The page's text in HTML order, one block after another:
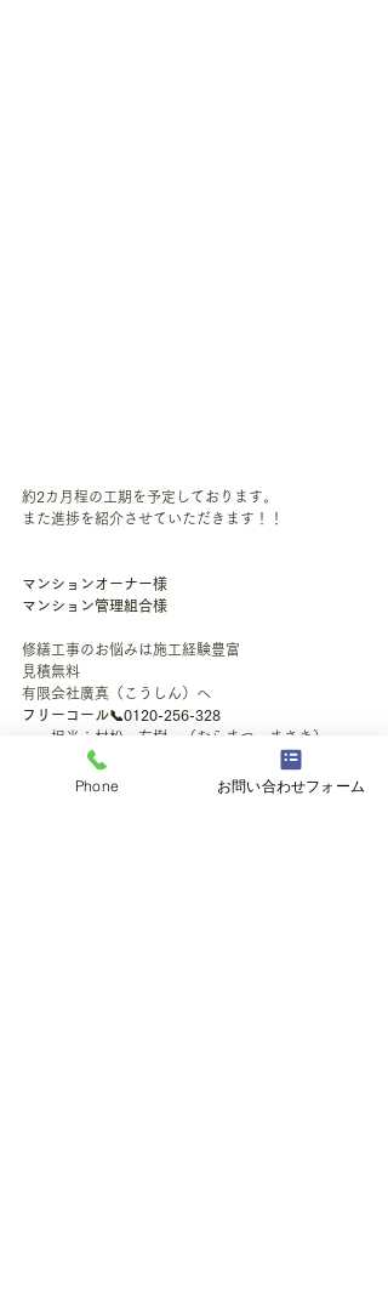
約2カ月程の工期を予定しております。
また進捗を紹介させていただきます！！
マンションオーナー様
マンション管理組合様
修繕工事のお悩みは施工経験豊富
見積無料
有限会社廣真（こうしん）へ
フリーコール📞0120-256-328
担当：村松　右樹　（むらまつ　まさき）
マンション修繕工事
Phone お問い合わせフォーム